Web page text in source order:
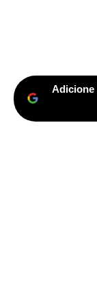
Adicione